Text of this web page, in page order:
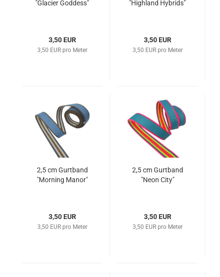
"Glacier Goddess"
3,50 EUR
3,50 EUR pro Meter
"Highland Hybrids"
3,50 EUR
3,50 EUR pro Meter
2,5 cm Gurtband
"Morning Manor"
3,50 EUR
3,50 EUR pro Meter
2,5 cm Gurtband
"Neon City"
3,50 EUR
3,50 EUR pro Meter